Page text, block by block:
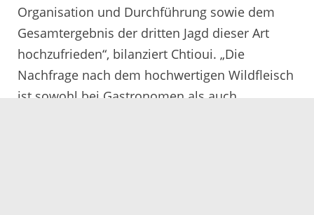
Organisation und Durchführung sowie dem
Gesamtergebnis der dritten Jagd dieser Art
hochzufrieden“, bilanziert Chtioui. „Die
Nachfrage nach dem hochwertigen Wildfleisch
ist sowohl bei Gastronomen als auch